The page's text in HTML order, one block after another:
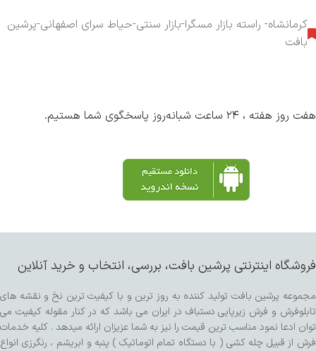
کرمانشاه- راسته بازار مسگرا-بازار سنتی-حیاط سرای اصفهانی-پرشین
بافت
هفت روز هفته ، ۲۴ ساعت شبانه‌روز پاسخگوی شما هستیم.
فروشگاه اینترنتی پرشین بافت، بررسی، انتخاب و خرید آنلاین
مجموعه پرشین بافت تولید کننده به روز ترین و با کیفیت ترین نخ و نقشه های
تابلوفرش و فرش زیرپایی دستباف در ایران می باشد که در کنار مقوله کیفیت می
توان ادعا نمود مناسب ترین قیمت را نیز به شما عزیزان ارائه میدهد . کلیه خدمات
فرش از قبیل چله کشی ( با دستگاه تمام اتوماتیک ) پنبه و ابریشم ، رنگرزی انواع